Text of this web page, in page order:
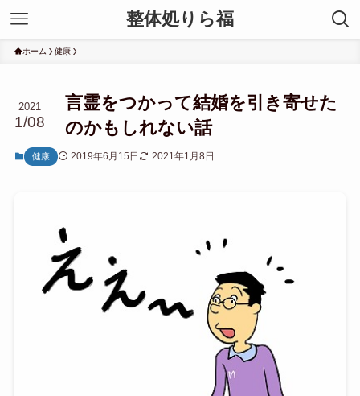
整体処りら福
ホーム 健康
言霊をつかって結婚を引き寄せた
のかもしれない話
2021
1/08
健康 2019年6月15日 2021年1月8日